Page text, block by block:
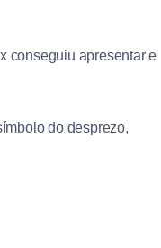
conseguiu apresentar e
do desprezo,